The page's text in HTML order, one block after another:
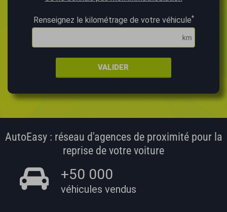
Renseignez le kilométrage de votre véhicule*
VALIDER
AutoEasy : réseau d'agences de proximité pour la
reprise de votre voiture
+50 000
véhicules vendus